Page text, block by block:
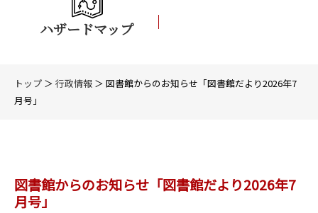
ハザードマップ
トップ ＞ 行政情報 ＞ 図書館からのお知らせ「図書館だより2026年7
月号」
図書館からのお知らせ「図書館だより2026年7
月号」